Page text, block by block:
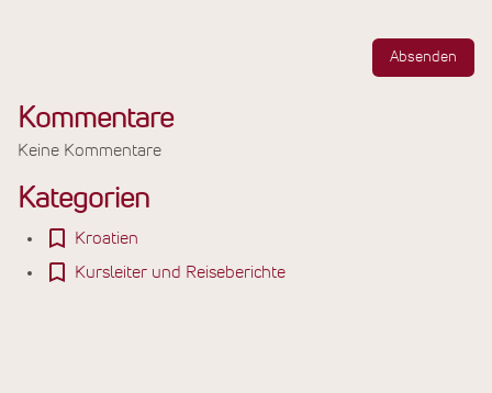
Absenden
Kommentare
Keine Kommentare
Kategorien
Kroatien
Kursleiter und Reiseberichte